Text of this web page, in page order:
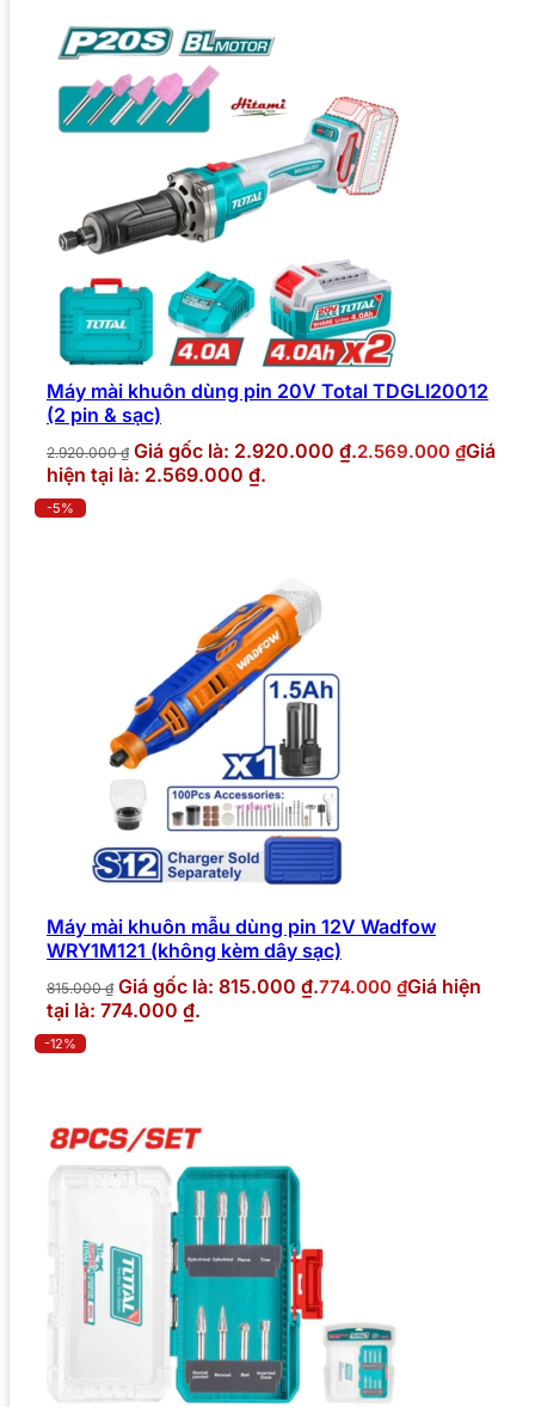
Máy mài khuôn dùng pin 20V Total TDGLI20012
(2 pin & sạc)
2.920.000₫ Giá gốc là: 2.920.000 ₫.2.569.000 ₫Giá
hiện tại là: 2.569.000 ₫.
-5%
Máy mài khuôn mẫu dùng pin 12V Wadfow
WRY1M121 (không kèm dây sạc)
815.000₫ Giá gốc là: 815.000 ₫.774.000 ₫Giá hiện
tại là: 774.000 ₫.
-12%